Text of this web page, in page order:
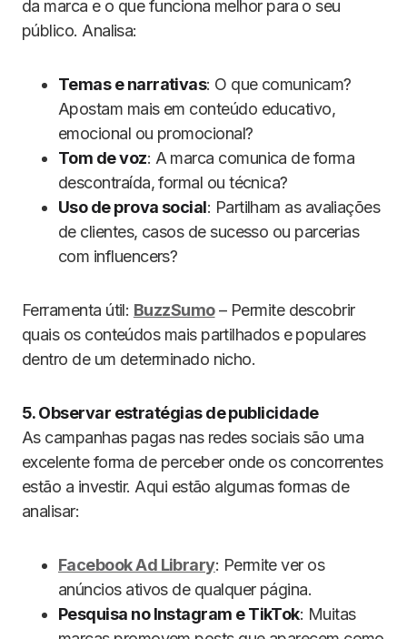
da marca e o que funciona melhor para o seu
público. Analisa:
Temas e narrativas: O que comunicam?
Apostam mais em conteúdo educativo,
emocional ou promocional?
Tom de voz: A marca comunica de forma
descontraída, formal ou técnica?
Uso de prova social: Partilham as avaliações
de clientes, casos de sucesso ou parcerias
com influencers?
Ferramenta útil: BuzzSumo– Permite descobrir
quais os conteúdos mais partilhados e populares
dentro de um determinado nicho.
5. Observar estratégias de publicidade
As campanhas pagas nas redes sociais são uma
excelente forma de perceber onde os concorrentes
estão a investir. Aqui estão algumas formas de
analisar:
Facebook Ad Library: Permite ver os
anúncios ativos de qualquer página.
Pesquisa no Instagram e TikTok: Muitas